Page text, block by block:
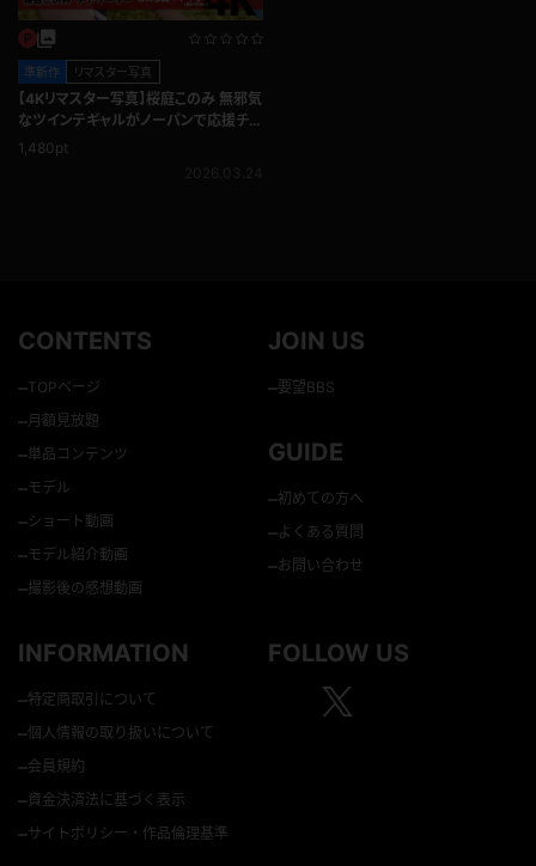
準新作 リマスター写真
【4Kリマスター写真】桜庭このみ 無邪気
なツインテギャルがノーパンで応援チア
リーダー！
1,480pt
CONTENTS
–TOPページ
–月額見放題
–単品コンテンツ
–モデル
–ショート動画
–モデル紹介動画
–撮影後の感想動画
JOIN US
–要望BBS
GUIDE
–初めての方へ
–よくある質問
–お問い合わせ
INFORMATION
–特定商取引について
–個人情報の取り扱いについて
–会員規約
–資金決済法に基づく表示
–サイトポリシー・作品倫理基準
FOLLOW US